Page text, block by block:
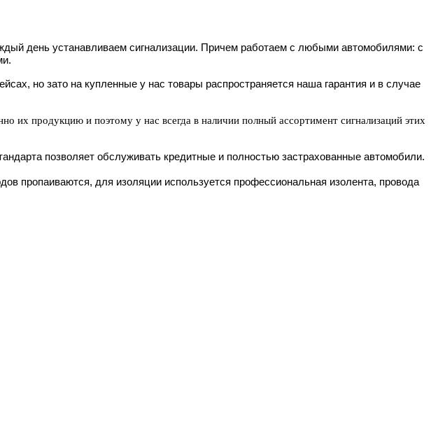
день устанавливаем сигнализации. Причем работаем с любыми автомобилями: с
но зато на купленные у нас товары распространяется наша гарантия и в случае
их продукцию и поэтому у нас всегда в наличии полный ассортимент сигнализаций этих
позволяет обслуживать кредитные и полностью застрахованные автомобили.
пропаиваются, для изоляции используется профессиональная изолента, провода